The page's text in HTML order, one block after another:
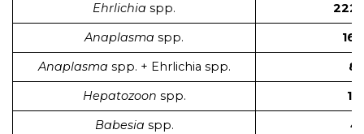
Ehrlichia spp.
Anaplasma spp.
Anaplasma spp. + Ehrlichia spp.
Hepatozoon spp.
11
Babesia spp.
4